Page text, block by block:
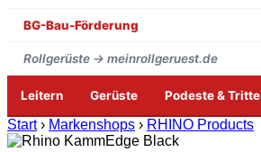
BG-Bau-Förderung
Rollgerüste → meinrollgeruest.de
Leitern Gerüste Podeste & Tritte
Zum
Inhalt
Start › Markenshops › RHINO Products